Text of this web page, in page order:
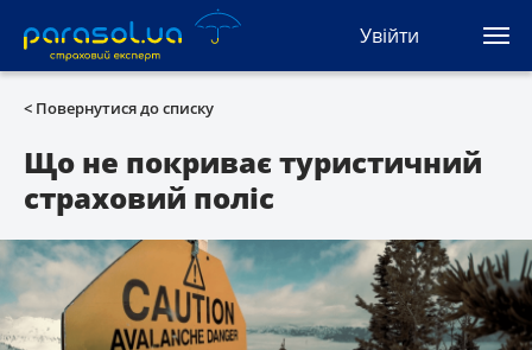
Увійти
(093) 170-33-90
RuEn
Усі сервіси
Автоцивілка
Зелена карта
Туристична
< Повернутися до списку
Що не покриває туристичний
страховий поліс